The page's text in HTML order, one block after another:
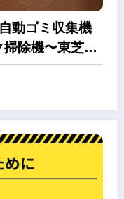
動ゴミ収集機
除機〜東芝